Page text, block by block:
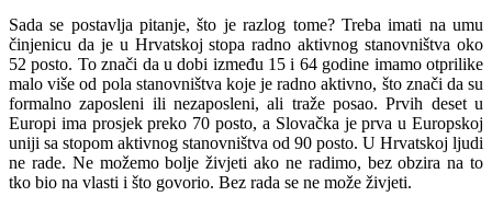
Sada se postavlja pitanje, što je razlog tome? Treba imati na umu
činjenicu da je u Hrvatskoj stopa radno aktivnog stanovništva oko
52 posto. To znači da u dobi između 15 i 64 godine imamo otprilike
malo više od pola stanovništva koje je radno aktivno, što znači da su
formalno zaposleni ili nezaposleni, ali traže posao. Prvih deset u
Europi ima prosjek preko 70 posto, a Slovačka je prva u Europskoj
uniji sa stopom aktivnog stanovništva od 90 posto. U Hrvatskoj ljudi
ne rade. Ne možemo bolje živjeti ako ne radimo, bez obzira na to
tko bio na vlasti i što govorio. Bez rada se ne može živjeti.